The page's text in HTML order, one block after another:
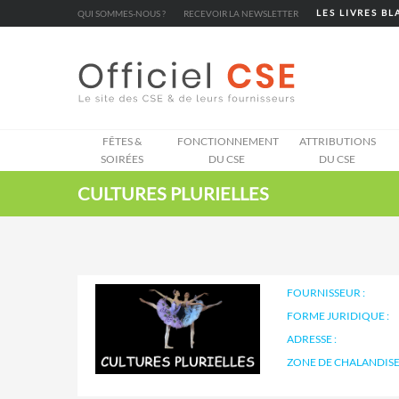
QUI SOMMES-NOUS ? RECEVOIR LA NEWSLETTER LES LIVRES
FÊTES &
SOIRÉES
FONCTIONNEMENT
DU CSE
ATTRIBUTIONS
DU CSE
CULTURES PLURIELLES
FOURNISSEUR :
FORME JURIDIQUE :
ADRESSE :
ZONE DE
Cookies management panel